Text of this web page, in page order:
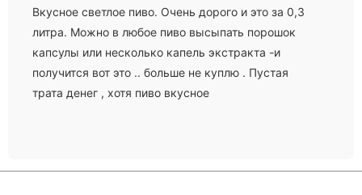
Вкусное светлое пиво. Очень дорого и это за 0,3
литра. Можно в любое пиво высыпать порошок
капсулы или несколько капель экстракта -и
получится вот это .. больше не куплю . Пустая
трата денег , хотя пиво вкусное